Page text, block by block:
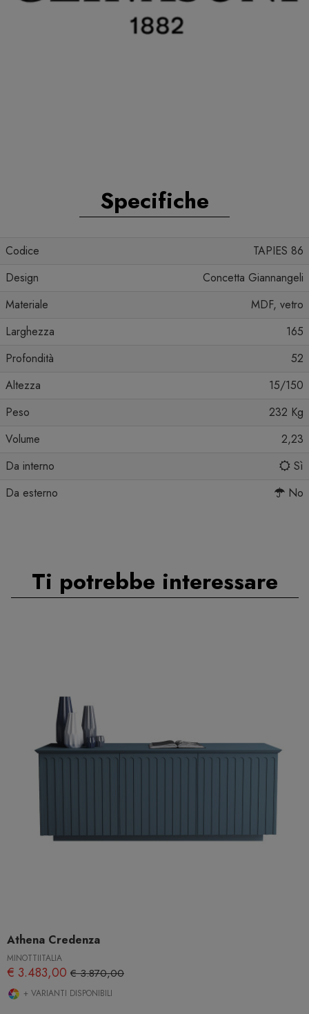
Specifiche
Codice
TAPIES 86
Design
Concetta Giannangeli
Materiale
MDF, vetro
Larghezza
165
Profondità
52
Altezza
15/150
Peso
232 Kg
Volume
2,23
Da interno
Sì
Da esterno
No
Ti potrebbe interessare
Athena Credenza
MINOTTIITALIA
€ 3.483,00 € 3.870,00
+ VARIANTI DISPONIBILI